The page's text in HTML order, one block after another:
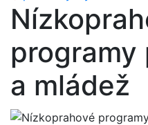
programy
a mládež